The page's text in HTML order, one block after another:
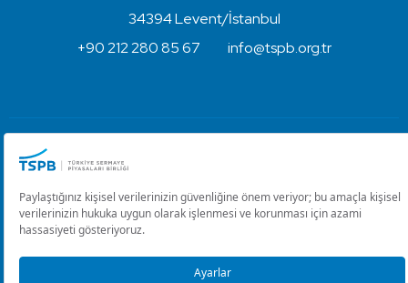
34394 Levent/İstanbul
+90 212 280 85 67
info@tspb.org.tr
Kullanım Koşulları ve Gizlilik
Çerez Ayarlarını Düzenle